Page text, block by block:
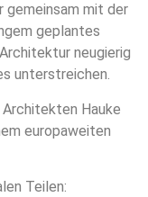
gemeinsam mit der
geplantes
neugierig
unterstreichen.
Hauke
europaweiten
Teilen: